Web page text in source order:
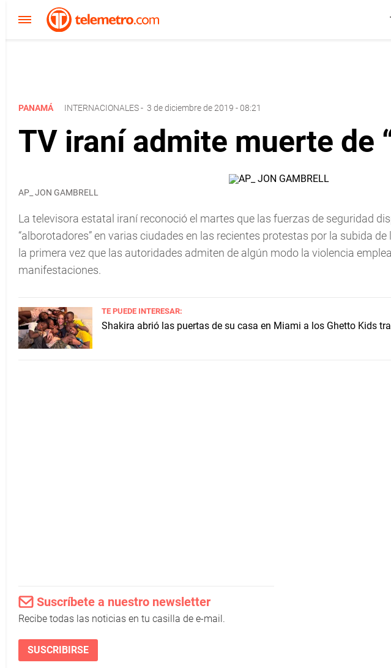
PANAMÁ INTERNACIONALES- 3 de diciembre de 2019 - 08:21
TV iraní admite muerte de
AP_ JON GAMBRELL
La televisora estatal iraní reconoció el martes que las fuerzas de seguridad
“alborotadores” en varias ciudades en las recientes protestas por la subida
la primera vez que las autoridades admiten de algún modo la violencia
manifestaciones.
TE PUEDE INTERESAR:
Shakira abrió las puertas de su casa en Miami a los Ghetto Kids
Suscríbete a nuestro newsletter
Recibe todas las noticias en tu casilla de e-mail.
SUSCRIBIRSE